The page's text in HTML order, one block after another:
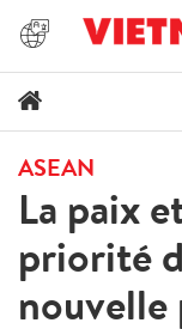
ASEAN
La paix
priorité
nouvelle